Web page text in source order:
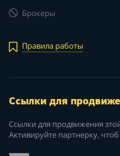
Брокеры
Правила работы
Ссылки для
Ссылки для продвижения
Активируйте партнерку,